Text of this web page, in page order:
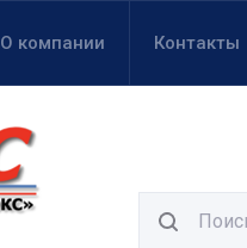
О компании Контакты